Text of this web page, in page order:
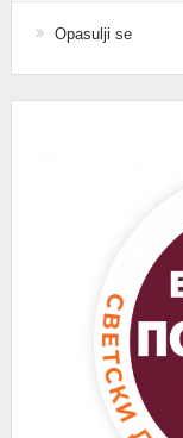
Opasulji se